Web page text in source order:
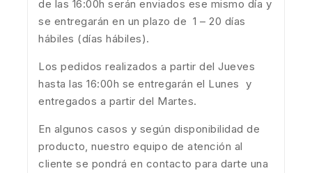
de las 16:00h serán enviados ese mismo día y
se entregarán en un plazo de 1 – 20 días
hábiles (días hábiles).
Los pedidos realizados a partir del Jueves
hasta las 16:00h se entregarán el Lunes y
entregados a partir del Martes.
En algunos casos y según disponibilidad de
producto, nuestro equipo de atención al
cliente se pondrá en contacto para darte una